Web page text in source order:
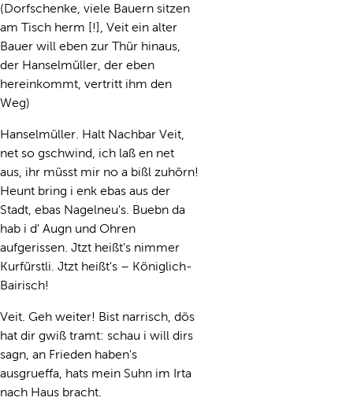
(Dorfschenke, viele Bauern sitzen
am Tisch herm [!], Veit ein alter
Bauer will eben zur Thür hinaus,
der Hanselmüller, der eben
hereinkommt, vertritt ihm den
Weg)
Hanselmüller. Halt Nachbar Veit,
net so gschwind, ich laß en net
aus, ihr müsst mir no a bißl zuhörn!
Heunt bring i enk ebas aus der
Stadt, ebas Nagelneu's. Buebn da
hab i d' Augn und Ohren
aufgerissen. Jtzt heißt's nimmer
Kurfürstli. Jtzt heißt's – Königlich-
Bairisch!
Veit. Geh weiter! Bist narrisch, dös
hat dir gwiß tramt: schau i will dirs
sagn, an Frieden haben's
ausgrueffa, hats mein Suhn im Irta
nach Haus bracht.